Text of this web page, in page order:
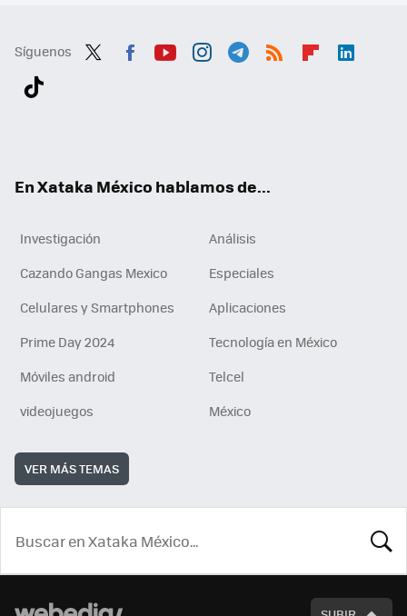
Síguenos
En Xataka México hablamos de...
Investigación
Análisis
Cazando Gangas Mexico
Especiales
Celulares y Smartphones
Aplicaciones
Prime Day 2024
Tecnología en México
Móviles android
Telcel
videojuegos
México
VER MÁS TEMAS